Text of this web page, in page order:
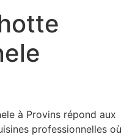
à Provins répond aux
professionnelles où